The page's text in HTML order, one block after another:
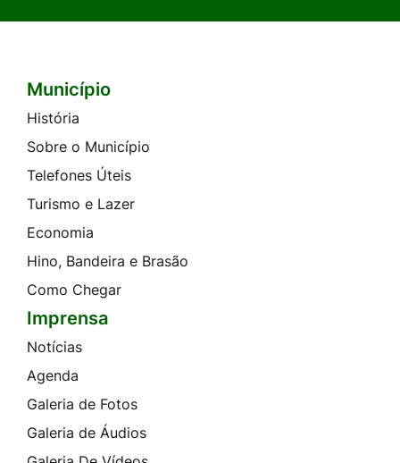
Seção do Rodapé e Contato
Município
História
Sobre o Município
Telefones Úteis
Turismo e Lazer
Economia
Hino, Bandeira e Brasão
Como Chegar
Imprensa
Notícias
Agenda
Galeria de Fotos
Galeria de Áudios